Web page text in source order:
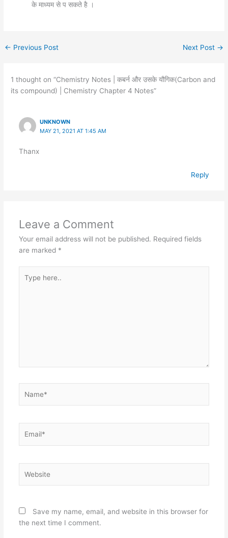
के माध्यम से प सकते है ।
← Previous Post Next Post →
1 thought on “Chemistry Notes | कबर्न और उसके यौगिक(Carbon and
its compound) | Chemistry Chapter 4 Notes”
UNKNOWN
MAY 21, 2021 AT 1:45 AM
Thanx
Reply
Leave a Comment
Your email address will not be published. Required fields
are marked *
here..
Save my name, email, and website in this browser for
the next time I comment.